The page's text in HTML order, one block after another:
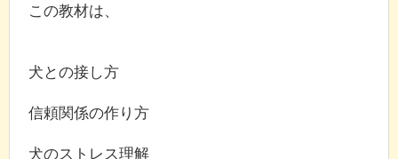
この教材は、
犬との接し方
信頼関係の作り方
犬のストレス理解